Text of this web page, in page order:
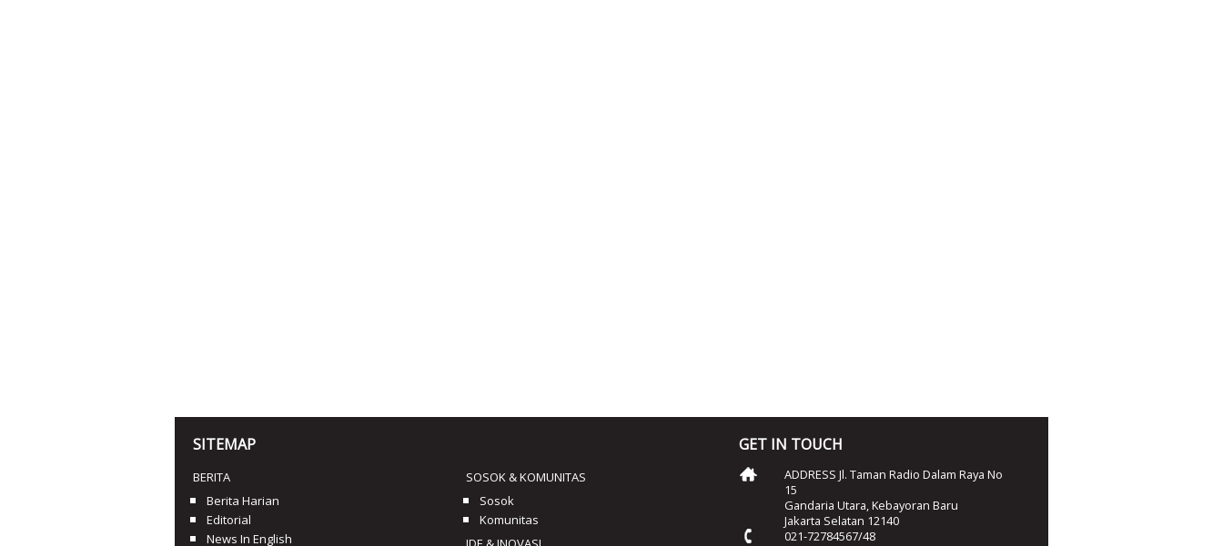
SITEMAP
BERITA
Berita Harian
Editorial
News In English
SOSOK & KOMUNITAS
Sosok
Komunitas
GET IN TOUCH
ADDRESS Jl. Taman Radio Dalam Raya No
15
Gandaria Utara, Kebayoran Baru
Jakarta Selatan 12140
021-72784567/48